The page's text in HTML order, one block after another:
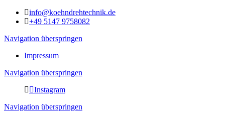
info@koehndrehtechnik.de
+49 5147 9758082
Navigation überspringen
Impressum
Navigation überspringen
Instagram
Navigation überspringen